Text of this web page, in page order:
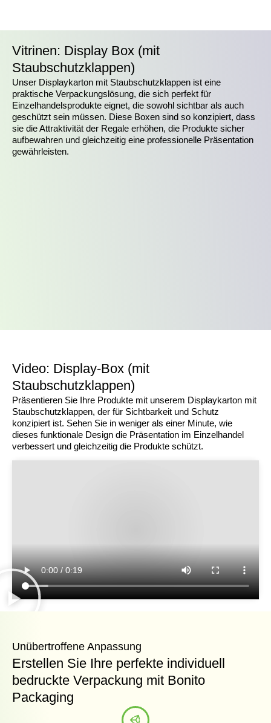
Vitrinen: Display Box (mit
Staubschutzklappen)
Unser Displaykarton mit Staubschutzklappen ist eine
praktische Verpackungslösung, die sich perfekt für
Einzelhandelsprodukte eignet, die sowohl sichtbar als auch
geschützt sein müssen. Diese Boxen sind so konzipiert, dass
sie die Attraktivität der Regale erhöhen, die Produkte sicher
aufbewahren und gleichzeitig eine professionelle Präsentation
gewährleisten.
Video: Display-Box (mit
Staubschutzklappen)
Präsentieren Sie Ihre Produkte mit unserem Displaykarton mit
Staubschutzklappen, der für Sichtbarkeit und Schutz
konzipiert ist. Sehen Sie in weniger als einer Minute, wie
dieses funktionale Design die Präsentation im Einzelhandel
verbessert und gleichzeitig die Produkte schützt.
Unübertroffene Anpassung
Erstellen Sie Ihre perfekte individuell
bedruckte Verpackung mit Bonito
Packaging